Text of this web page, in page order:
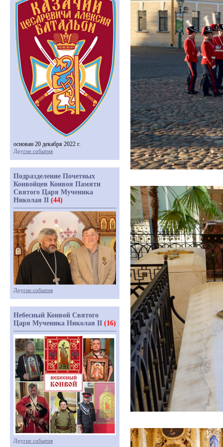
основан 20 декабря 2022 г.
Другие события
Подразделение Почетных
Конвойцев Конвоя Памяти
Святого Царя Мученика
Николая II (44)
Другие события
Небесный Конвой Святого
Царя Мученика Николая II (16)
Другие события